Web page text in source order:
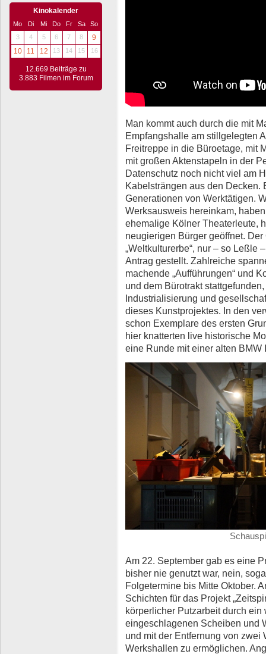
Kinokalender
Mo Di Mi Do Fr Sa
So
3
4 5 6 7 8
9
10
11 12 13 14 15 16
12.669 Beiträge zu
3.883 Filmen im Forum
Man kommt auch durch die mit
Empfangshalle am stillgelegten
Freitreppe in die Büroetage, mit
mit großen Aktenstapeln in der
Datenschutz noch nicht viel am
Kabelsträngen aus den Decken.
Generationen von Werktätigen.
Werksausweis hereinkam,
ehemalige Kölner Theaterleute,
neugierigen Bürger geöffnet.
„Weltkulturerbe“, nur – so Leßle
Antrag gestellt. Zahlreiche
machende „Aufführungen“ und
und dem Bürotrakt
Industrialisierung und
dieses Kunstprojektes. In den
schon Exemplare des ersten
hier knatterten live historische
eine Runde mit einer alten BMW
Am 22. September gab es eine
bisher nie genutzt war, nein,
Folgetermine bis Mitte Oktober.
Schichten für das Projekt
körperlicher Putzarbeit durch
eingeschlagenen Scheiben und
und mit der Entfernung von zwei
Werkshallen zu ermöglichen.